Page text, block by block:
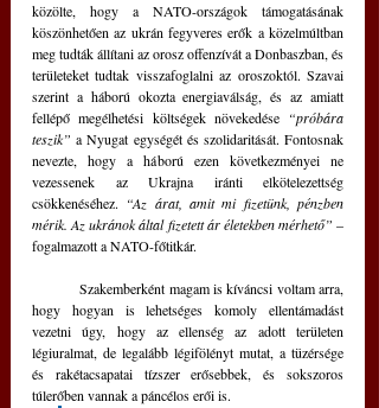
közölte, hogy a NATO-országok támogatásának
köszönhetően az ukrán fegyveres erők a közelmúltban
meg tudták állítani az orosz offenzívát a Donbaszban, és
területeket tudtak visszafoglalni az oroszoktól. Szavai
szerint a háború okozta energiaválság, és az amiatt
fellépő megélhetési költségek növekedése “próbára
teszik” a Nyugat egységét és szolidaritását. Fontosnak
nevezte, hogy a háború ezen következményei ne
vezessenek az Ukrajna iránti elkötelezettség
csökkenéséhez. “Az árat, amit mi fizetünk, pénzben
mérik. Az ukránok által fizetett ár életekben mérhető” –
fogalmazott a NATO-főtitkár.
	Szakemberként magam is kíváncsi voltam arra,
hogy hogyan is lehetséges komoly ellentámadást
vezetni úgy, hogy az ellenség az adott területen
légiuralmat, de legalább légifölényt mutat, a tüzérsége
és rakétacsapatai tízszer erősebbek, és sokszoros
túlerőben vannak a páncélos erői is.